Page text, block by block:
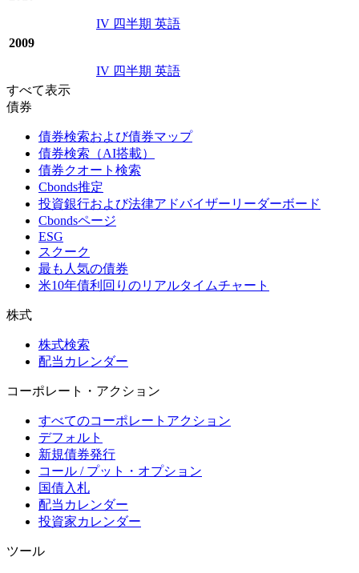
IV 四半期 英語
2009
IV 四半期 英語
すべて表示
債券
債券検索および債券マップ
債券検索（AI搭載）
債券クオート検索
Cbonds推定
投資銀行および法律アドバイザーリーダーボード
Cbondsページ
ESG
スクーク
最も人気の債券
米10年債利回りのリアルタイムチャート
株式
株式検索
配当カレンダー
コーポレート・アクション
すべてのコーポレートアクション
デフォルト
新規債券発行
コール / プット・オプション
国債入札
配当カレンダー
投資家カレンダー
ツール